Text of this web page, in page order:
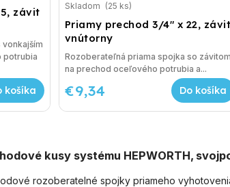
závit
košíka
potrubia
Priamy prechod 3/4" x 22, závit
vnútorny
Skladom (25 ks)
€9,34 Do košíka
Rozoberateľná priama spojka so závitom
na prechod oceľového potrubia a...
kusy systému HEPWORTH,
rozoberatelné spojky priameho